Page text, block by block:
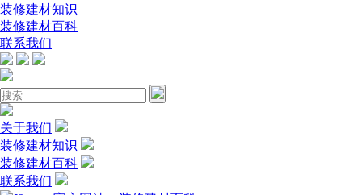
装修建材知识
装修建材百科
联系我们
关于我们
装修建材知识
装修建材百科
联系我们